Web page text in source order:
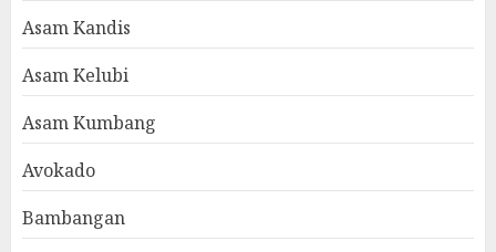
Asam Kandis
Asam Kelubi
Asam Kumbang
Avokado
Bambangan